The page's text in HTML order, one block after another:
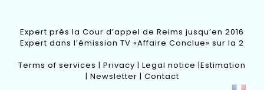
Expert près la Cour d’appel de Reims jusqu’en 2016
Expert dans l’émission TV «Affaire Conclue» sur la 2
Terms of services | Privacy | Legal notice |Estimation
| Newsletter | Contact